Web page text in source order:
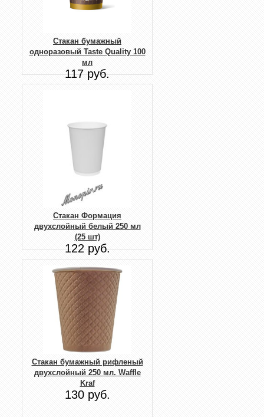
Стакан бумажный
одноразовый Taste Quality 100
мл
117 руб.
Стакан Формация
двухслойный белый 250 мл
(25 шт)
122 руб.
Стакан бумажный рифленый
двухслойный 250 мл. Waffle
Kraf
130 руб.